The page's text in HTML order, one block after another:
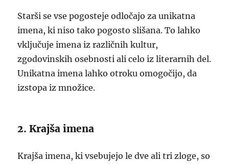
Starši se vse pogosteje odločajo za unikatna
imena, ki niso tako pogosto slišana. To lahko
vključuje imena iz različnih kultur,
zgodovinskih osebnosti ali celo iz literarnih del.
Unikatna imena lahko otroku omogočijo, da
izstopa iz množice.
2. Krajša imena
Krajša imena, ki vsebujejo le dve ali tri zloge, so